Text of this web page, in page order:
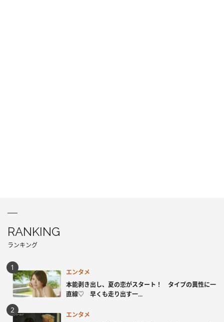
RANKING
ランキング
エンタメ
本能剥き出し、夏の恋がスタート！ タイプの異性に一
直線♡ 早くも走り出す一...
エンタメ